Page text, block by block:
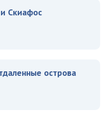
Скиафос
острова